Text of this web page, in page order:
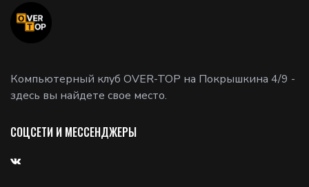
Компьютерный клуб OVER-TOP на Покрышкина 4/9 -
здесь вы найдете свое место.
СОЦСЕТИ И МЕССЕНДЖЕРЫ